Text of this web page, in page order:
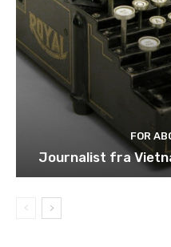
FOR
Journalist fra